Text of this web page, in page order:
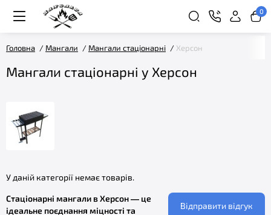
0
Головна Мангали Мангали стаціонарні Херсон
Мангали стаціонарні у Херсон
У даній категорії немає товарів.
Відправити відгук
Стаціонарні мангали в Херсон — це
ідеальне поєднання міцності та